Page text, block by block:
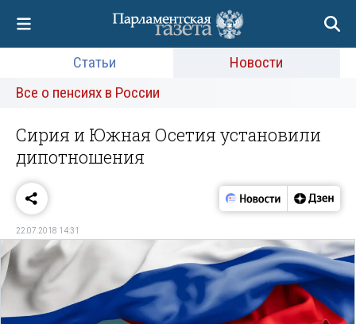
Статьи
Новости
Все о пенсиях в России
Сирия и Южная Осетия установили
дипотношения
22.07.2018 14:31